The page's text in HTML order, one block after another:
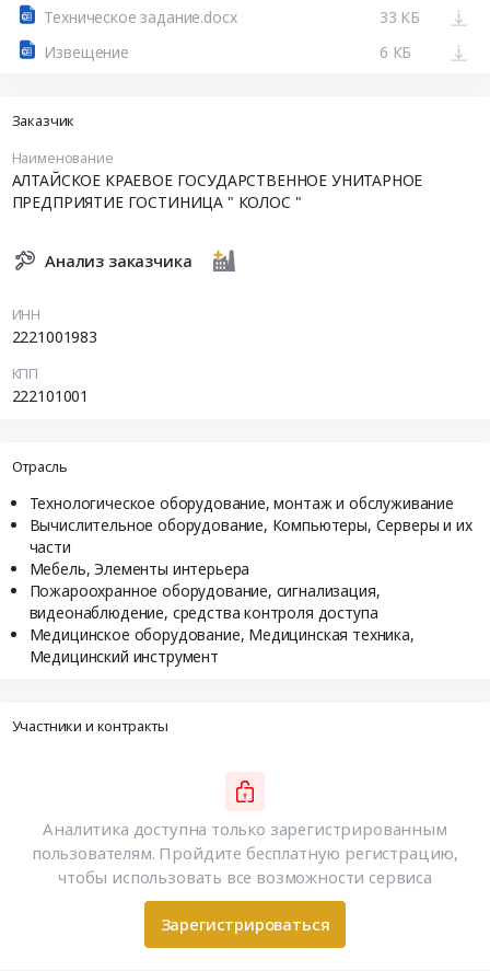
Техническое задание.docx
33 КБ
Извещение
6 КБ
Заказчик
Наименование
АЛТАЙСКОЕ КРАЕВОЕ ГОСУДАРСТВЕННОЕ УНИТАРНОЕ
ПРЕДПРИЯТИЕ ГОСТИНИЦА " КОЛОС "
Анализ заказчика
ИНН
2221001983
КПП
222101001
Отрасль
Технологическое оборудование, монтаж и обслуживание
Вычислительное оборудование, Компьютеры, Серверы и их
части
Мебель, Элементы интерьера
Пожароохранное оборудование, сигнализация,
видеонаблюдение, средства контроля доступа
Медицинское оборудование, Медицинская техника,
Медицинский инструмент
Участники и контракты
Аналитика доступна только зарегистрированным
пользователям. Пройдите бесплатную регистрацию,
чтобы использовать все возможности сервиса
Зарегистрироваться